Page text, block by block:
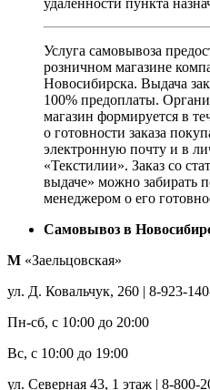
Услуга самовывоза
розничном магазине
Новосибирска. Выдача
100% предоплаты.
магазин формируется в
о готовности заказа
электронную почту и в
«Текстилии». Заказ со
выдаче» можно забирать
менеджером о его
Самовывоз в
М «Заельцовская»
ул. Д. Ковальчук, 260 | 8-923-
Пн-сб, с 10:00 до 20:00
Вс, с 10:00 до 19:00
ул. Северная 43, 1 этаж | 8-800-